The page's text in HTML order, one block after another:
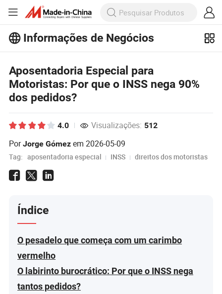
Informações de Negócios
Informações de Negócios!
Veja Mais
Aposentadoria Especial para
Motoristas: Por que o INSS nega 90%
dos pedidos?
4.0 Visualizações: 512
PorJorge Gómez em2026-05-09
Tag: aposentadoria especial INSS direitos dos motoristas
Índice
O pesadelo que começa com um carimbo
vermelho
O labirinto burocrático: Por que o INSS nega
tantos pedidos?